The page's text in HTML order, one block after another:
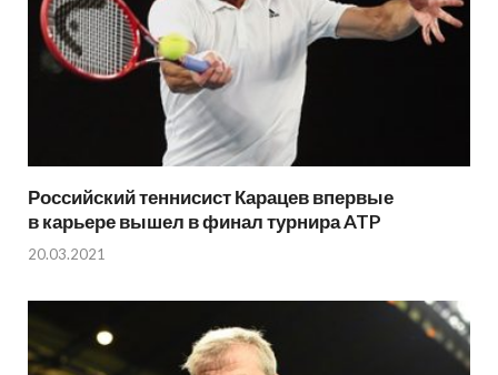
Российский теннисист Карацев впервые
в карьере вышел в финал турнира ATP
20.03.2021